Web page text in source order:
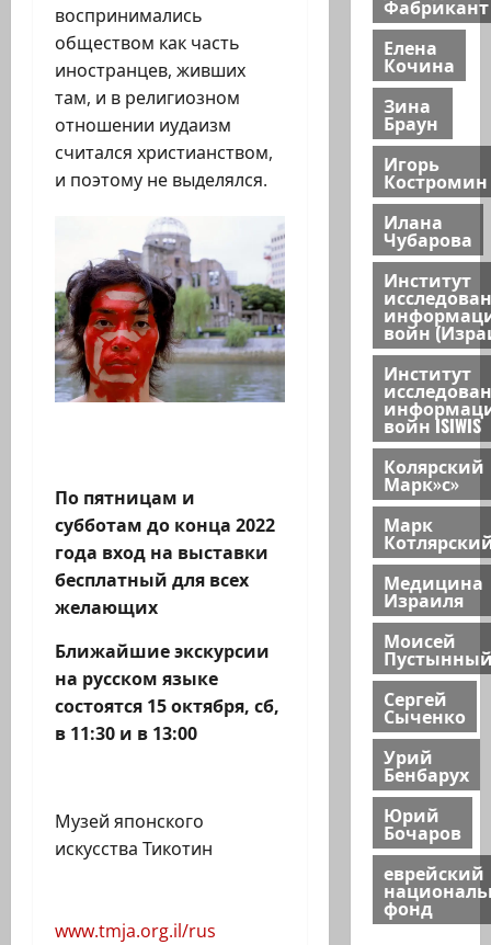
воспринимались
обществом как часть
иностранцев, живших
там, и в религиозном
отношении иудаизм
считался христианством,
и поэтому не выделялся.
По пятницам и
субботам до конца 2022
года вход на выставки
бесплатный для всех
желающих
Ближайшие экскурсии
на русском языке
состоятся 15 октября, сб,
в 11:30 и в 13:00
Музей японского
искусства Тикотин
www.tmja.org.il/rus
Фабрикант
Елена
Кочина
Зина
Браун
Игорь
Костромин
Илана
Чубарова
Институт
войн
Институт
войн ISIWIS
Колярский
Марк»с»
Марк
Медицина
Израиля
Моисей
Сергей
Сыченко
Урий
Бенбарух
Юрий
Бочаров
еврейский
фонд